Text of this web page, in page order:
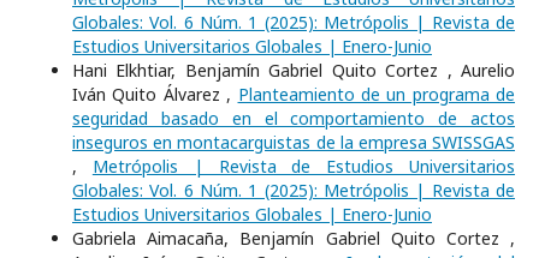
Globales: Vol. 6 Núm. 1 (2025): Metrópolis | Revista de
Estudios Universitarios Globales | Enero-Junio
Hani Elkhtiar, Benjamín Gabriel Quito Cortez , Aurelio
Iván Quito Álvarez , Planteamiento de un programa de
seguridad basado en el comportamiento de actos
inseguros en montacarguistas de la empresa SWISSGAS
, Metrópolis | Revista de Estudios Universitarios
Globales: Vol. 6 Núm. 1 (2025): Metrópolis | Revista de
Estudios Universitarios Globales | Enero-Junio
Gabriela Aimacaña, Benjamín Gabriel Quito Cortez ,